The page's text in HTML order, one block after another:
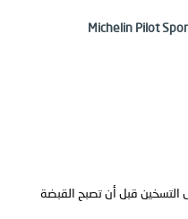
التسخين قبل أن تصبح القبضة